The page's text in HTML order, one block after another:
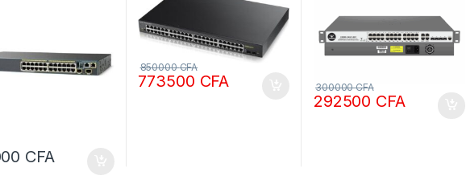
CFA
800 w
773500 CFA
850000CFA
292500 CFA
300000CFA